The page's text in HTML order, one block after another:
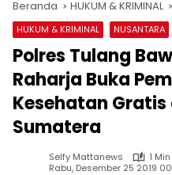
Beranda HUKUM & KRIMINAL
HUKUM & KRIMINAL NUSANTARA
Polres Tulang
Raharja Buka
Kesehatan Gratis
Sumatera
Selfy Mattanews
1
Rabu, Desember 25 2019